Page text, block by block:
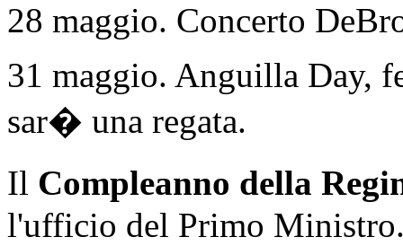
28 maggio. Concerto
31 maggio. Anguilla Day,
sar� una regata.
Il Compleanno della
l'ufficio del Primo